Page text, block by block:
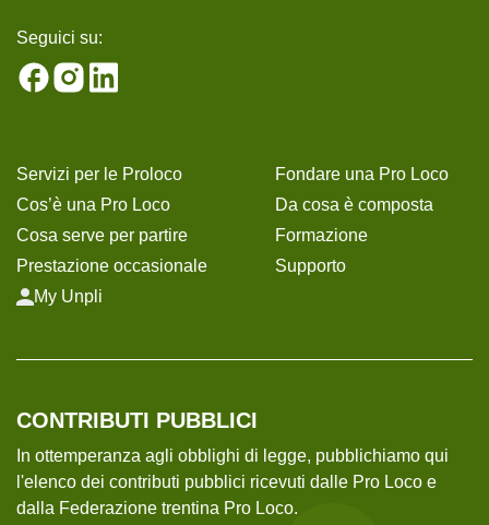
Seguici su:
Servizi per le Proloco
Fondare una Pro Loco
Cos’è una Pro Loco
Da cosa è composta
Cosa serve per partire
Formazione
Prestazione occasionale
Supporto
My Unpli
CONTRIBUTI PUBBLICI
In ottemperanza agli obblighi di legge, pubblichiamo qui
l'elenco dei contributi pubblici ricevuti dalle Pro Loco e
dalla Federazione trentina Pro Loco.